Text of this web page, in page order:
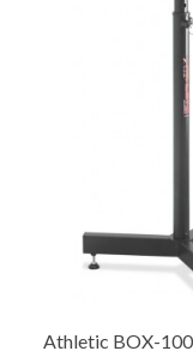
Athletic BOX-